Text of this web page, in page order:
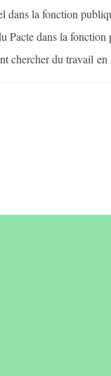
dans la fonction
Pacte dans la fonction
chercher du travail en